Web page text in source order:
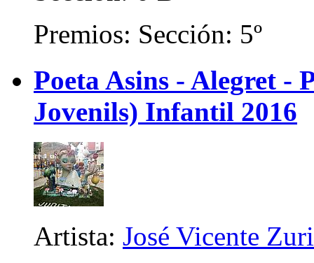
Premios: Sección: 5º
Poeta Asins - Alegret -
Jovenils) Infantil 2016
Artista: José Vicente